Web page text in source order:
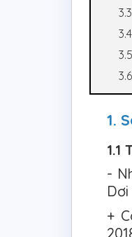
1.
1.1
-
+